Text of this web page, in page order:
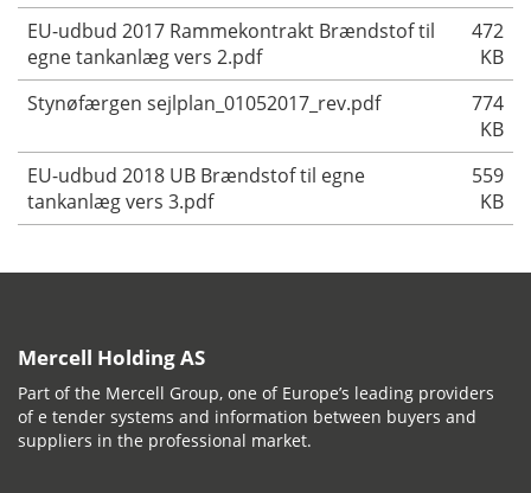
EU-udbud 2017 Rammekontrakt Brændstof til
egne tankanlæg vers 2.pdf
472
KB
Stynøfærgen sejlplan_01052017_rev.pdf
774
KB
EU-udbud 2018 UB Brændstof til egne
tankanlæg vers 3.pdf
559
KB
Mercell Holding AS
Part of the Mercell Group, one of Europe’s leading providers
of e tender systems and information between buyers and
suppliers in the professional market.